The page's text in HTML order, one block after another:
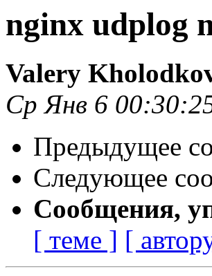
nginx udplog
Valery
Ср Янв 6
Предыдущее
Следующее
Сообщения,
[ теме ] [